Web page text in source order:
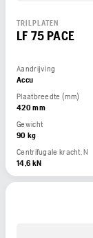
TRILPLATEN
LF 75 PACE
Aandrijving
Accu
Plaatbreedte (mm)
420 mm
Gewicht
90 kg
Centrifugale kracht, N
14,6 kN